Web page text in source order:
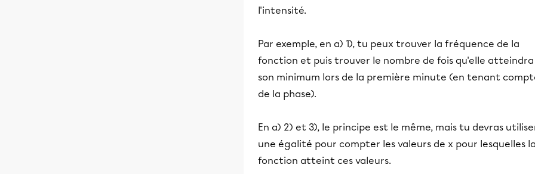
l'intensité.
Par exemple, en a) 1), tu peux trouver la fréquence de la
fonction et puis trouver le nombre de fois qu'elle atteindra
son minimum lors de la première minute (en tenant
de la phase).
En a) 2) et 3), le principe est le même, mais tu devras
une égalité pour compter les valeurs de x pour lesquelles la
fonction atteint ces valeurs.